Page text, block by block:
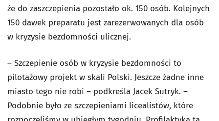
że do zaszczepienia pozostało ok. 150 osób. Kolejnych
150 dawek preparatu jest zarezerwowanych dla osób
w kryzysie bezdomności ulicznej.
– Szczepienie osób w kryzysie bezdomności to
pilotażowy projekt w skali Polski. Jeszcze żadne inne
miasto tego nie robi – podkreśla Jacek Sutryk. –
Podobnie było ze szczepieniami licealistów, które